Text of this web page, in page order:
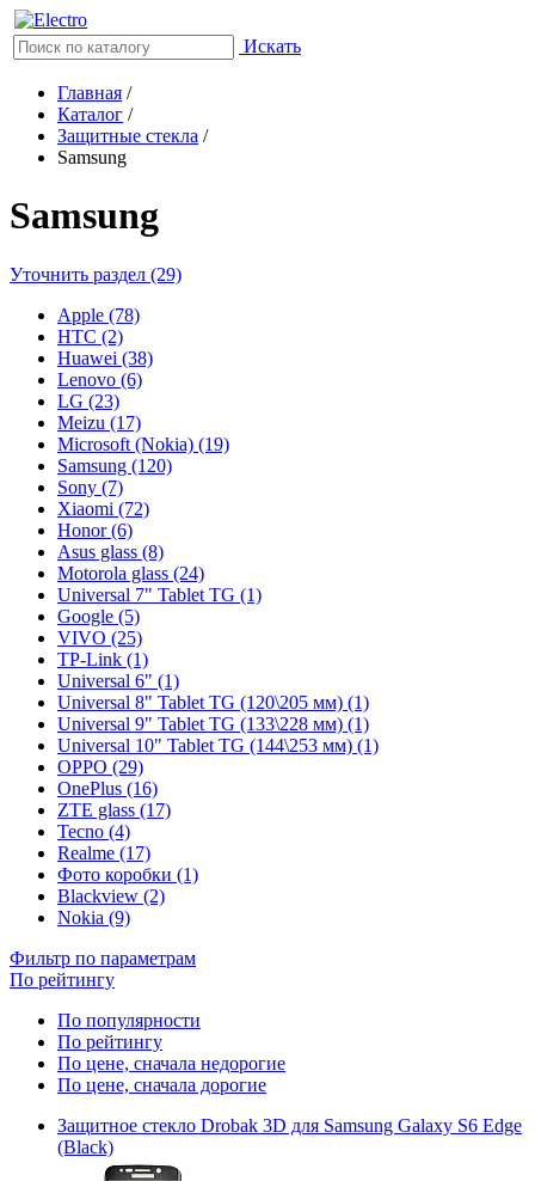
Искать
Главная /
Каталог /
Защитные стекла /
Samsung
Samsung
Уточнить раздел (29)
Apple (78)
HTC (2)
Huawei (38)
Lenovo (6)
LG (23)
Meizu (17)
Microsoft (Nokia) (19)
Samsung (120)
Sony (7)
Xiaomi (72)
Honor (6)
Asus glass (8)
Motorola glass (24)
Universal 7" Tablet TG (1)
Google (5)
VIVO (25)
TP-Link (1)
Universal 6" (1)
Universal 8" Tablet TG (120\205 мм) (1)
Universal 9" Tablet TG (133\228 мм) (1)
Universal 10" Tablet TG (144\253 мм) (1)
OPPO (29)
OnePlus (16)
ZTE glass (17)
Tecno (4)
Realme (17)
Фото коробки (1)
Blackview (2)
Nokia (9)
Фильтр по параметрам
По рейтингу
По популярности
По рейтингу
По цене, сначала недорогие
По цене, сначала дорогие
Защитное стекло Drobak 3D для Samsung Galaxy S6 Edge
(Black)